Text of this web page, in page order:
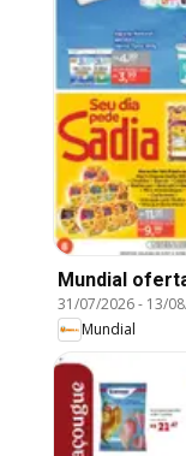
Mundial
31/07/2026- 13/
Mundial